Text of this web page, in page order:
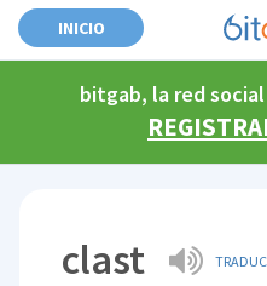
INICIO
bitgab, la red
clast